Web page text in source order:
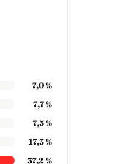
7,0 %
7,7 %
7,5 %
17,3 %
37,2 %